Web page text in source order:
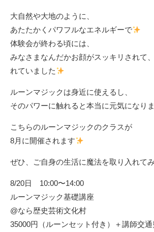
大自然や大地のように、
あたたかくパワフルなエネルギーで
体験会が終わる頃には、
みなさまなんだかお顔がスッキリされて
れていました
ルーンマジックは身近に使えるし、
そのパワーに触れると本当に元気になり
こちらのルーンマジックのクラスが
8月に開催されます
ぜひ、ご自身の生活に魔法を取り入れて
8/20日 10:00〜14:00
ルーンマジック基礎講座
@なら歴史芸術文化村
35000円（ルーンセット付き）＋講師交通